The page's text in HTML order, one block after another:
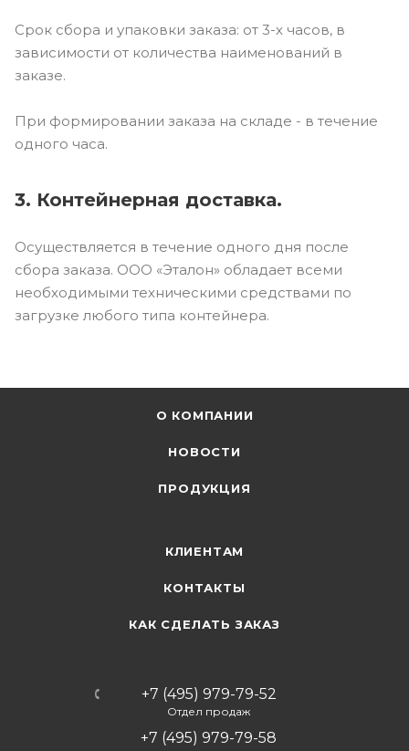
Срок сбора и упаковки заказа: от 3-х часов, в
зависимости от количества наименований в
заказе.
При формировании заказа на складе - в течение
одного часа.
3. Контейнерная доставка.
Осуществляется в течение одного дня после
сбора заказа. ООО «Эталон» обладает всеми
необходимыми техническими средствами по
загрузке любого типа контейнера.
О КОМПАНИИ
НОВОСТИ
ПРОДУКЦИЯ
КЛИЕНТАМ
КОНТАКТЫ
КАК СДЕЛАТЬ ЗАКАЗ
+7 (495) 979-79-52
Отдел продаж
+7 (495) 979-79-58